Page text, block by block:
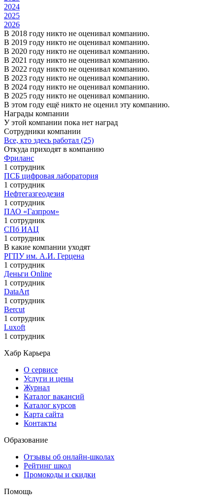
2024
2025
2026
В 2018 году никто не оценивал компанию.
В 2019 году никто не оценивал компанию.
В 2020 году никто не оценивал компанию.
В 2021 году никто не оценивал компанию.
В 2022 году никто не оценивал компанию.
В 2023 году никто не оценивал компанию.
В 2024 году никто не оценивал компанию.
В 2025 году никто не оценивал компанию.
В этом году ещё никто не оценил эту компанию.
Награды компании
У этой компании пока нет наград
Сотрудники компании
Все, кто здесь работал (25)
Откуда приходят в компанию
Фриланс
1 сотрудник
ПСБ цифровая лаборатория
1 сотрудник
Нефтегазгеодезия
1 сотрудник
ПАО «Газпром»
1 сотрудник
СПб ИАЦ
1 сотрудник
В какие компании уходят
РГПУ им. А.И. Герцена
1 сотрудник
Деньги Online
1 сотрудник
DataArt
1 сотрудник
Bercut
1 сотрудник
Luxoft
1 сотрудник
Хабр Карьера
О сервисе
Услуги и цены
Журнал
Каталог вакансий
Каталог курсов
Карта сайта
Контакты
Образование
Отзывы об онлайн-школах
Рейтинг школ
Промокоды и скидки
Помощь